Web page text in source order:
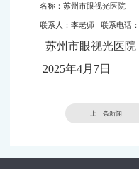
名称：苏州市眼视光医院
联系人：李老师 联系电话：
苏州市眼视光医院
2025年4月 7日
上一条新闻